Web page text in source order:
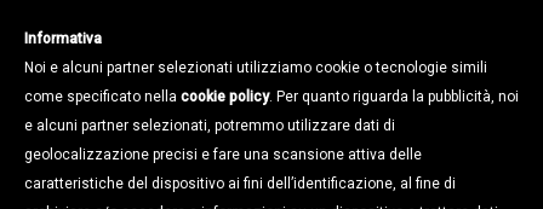
Informativa
Noi e alcuni partner selezionati utilizziamo cookie o tecnologie simili
come specificato nella cookie policy. Per quanto riguarda la pubblicità, noi
e alcuni partner selezionati, potremmo utilizzare dati di
geolocalizzazione precisi e fare una scansione attiva delle
caratteristiche del dispositivo ai fini dell’identificazione, al fine di